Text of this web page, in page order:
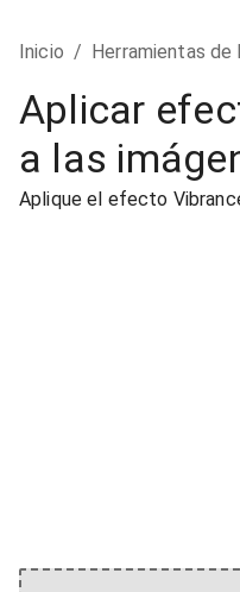
Inicio / Herramientas de
Aplicar
a las
Aplique el efecto